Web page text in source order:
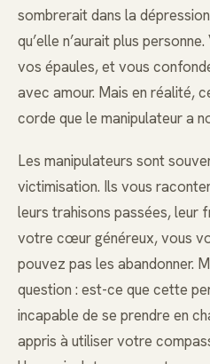
sombrerait dans la
qu’elle n’aurait plus
vos épaules, et vous
avec amour. Mais en réalité,
corde que le manipulateur a
Les manipulateurs sont
victimisation. Ils vous
leurs trahisons passées, leur
votre cœur généreux, vous
pouvez pas les abandonner.
question : est-ce que cette
incapable de se prendre en
appris à utiliser votre